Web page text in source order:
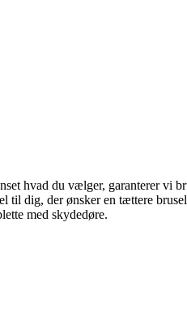
hvad du vælger, garanterer vi
til dig, der ønsker en tættere
med skydedøre.